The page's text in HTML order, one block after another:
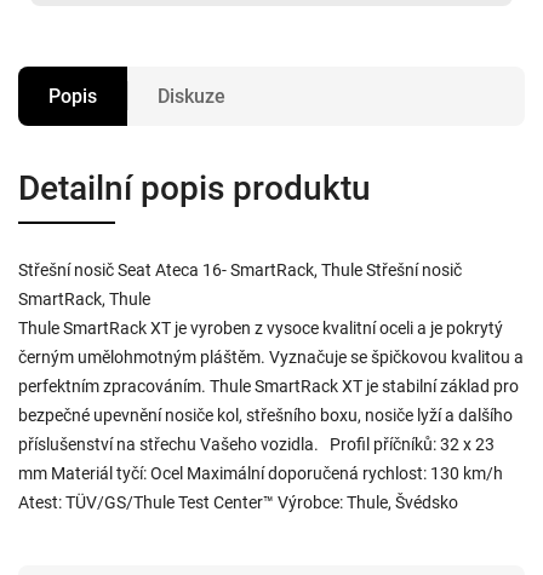
Popis Diskuze
Detailní popis produktu
Střešní nosič Seat Ateca 16- SmartRack, Thule Střešní nosič
SmartRack, Thule
Thule SmartRack XT je vyroben z vysoce kvalitní oceli a je pokrytý
černým umělohmotným pláštěm. Vyznačuje se špičkovou kvalitou a
perfektním zpracováním. Thule SmartRack XT je stabilní základ pro
bezpečné upevnění nosiče kol, střešního boxu, nosiče lyží a dalšího
příslušenství na střechu Vašeho vozidla. Profil příčníků: 32 x 23
mm Materiál tyčí: Ocel Maximální doporučená rychlost: 130 km/h
Atest: TÜV/GS/Thule Test Center™ Výrobce: Thule, Švédsko